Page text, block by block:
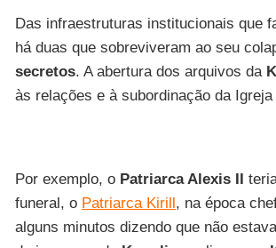
Das infraestruturas institucionais que
há duas que sobreviveram ao seu
secretos. A abertura dos arquivos da
às relações e à subordinação da
Por exemplo, o Patriarca Alexis II
funeral, o Patriarca Kirill, na época
alguns minutos dizendo que não